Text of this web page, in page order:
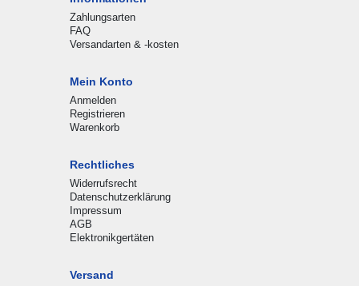
Zahlungsarten
FAQ
Versandarten & -kosten
Mein Konto
Anmelden
Registrieren
Warenkorb
Rechtliches
Widerrufsrecht
Datenschutzerklärung
Impressum
AGB
Elektronikgertäten
Versand